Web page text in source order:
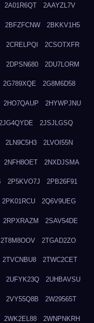
2A01R6QT 2AAYZL7V
2BFZFCNW 2BKKV1H5
2CRELPQI 2CSOTXFR
2DPSN680 2DU7LORM
2G789XQE 2G8M6D58
2HO7QAUP 2HYWPJNU
2JG4QYDE 2JSJLGSQ
2LN9C5H3 2LVOI55N
2NFH8OET 2NXDJSMA
2P5KVO7J 2PB26F91
2PK01RCU 2Q6V9UEG
2RPXRAZM 2SAV54DE
2T8M8OOV 2TGAD2ZO
2TVCNBU8 2TWC2CET
2UFYK23Q 2UHBAVSU
2VY55Q8B 2W29565T
2WK2EL88 2WNPNKRH